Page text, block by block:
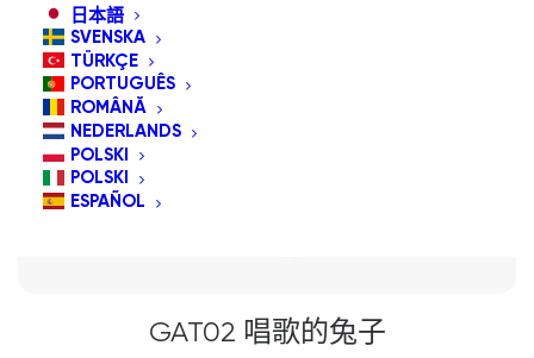
日本語
SVENSKA
TÜRKÇE
PORTUGUÊS
ROMÂNĂ
NEDERLANDS
POLSKI
POLSKI
ESPAÑOL
GAT02 唱歌的兔子